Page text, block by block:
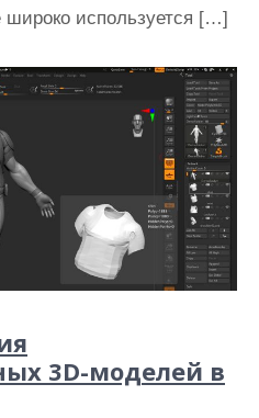
широко используется […]
3D-моделей в